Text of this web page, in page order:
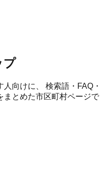
プ
人向けに、 検索語・FAQ・
まとめた市区町村ページで